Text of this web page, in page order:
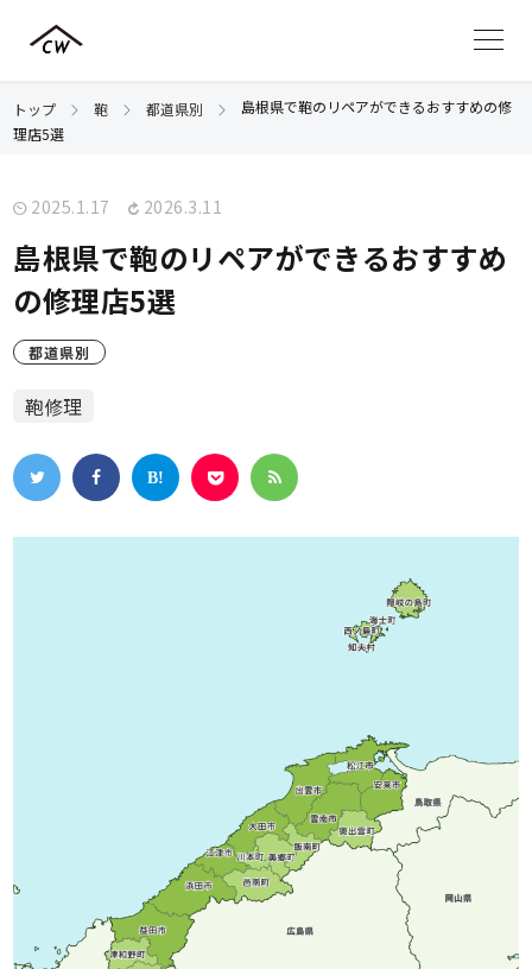
トップ 鞄 都道県別
島根県で鞄のリペアができるおすすめの修
理店5選
2025.1.17 2026.3.11
島根県で鞄のリペアができるおすすめ
の修理店5選
都道県別
鞄修理